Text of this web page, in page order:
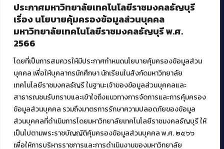
ประกาศมหาวิทยาลัยเทคโนโลยีราชมงคลธัญบุรี
เรื่อง นโยบายคุ้มครองข้อมูลส่วนบุคคล
มหาวิทยาลัยเทคโนโลยีราชมงคลธัญบุรี พ.ศ.
2566
โดยที่เป็นการสมควรให้มีประกาศกำหนดนโยบายคุ้มครองข้อมูลส่วน
บุคคล เพื่อให้บุคลากรนักศึกษา นักเรียนในสังกัดมหาวิทยาลัย
เทคโนโลยีราชมงคลธัญรี ในฐานะเจ้าของข้อมูลส่วนบุคคลและ
สาธารณชนรับทราบและเข้าใจถึงแนวทางการจัดการและการคุ้มครอง
ข้อมูลส่วนบุคคล รวมถึงมาตรการรักษาความปลอดภัยของข้อมูล
ส่วนบุคคลที่ดำเนินการโดยมหาวิทยาลัยเทคโนโลยีราชมงคลธัญบุรี ให้
เป็นไปตามพระราชบัญญัติคุ้มครองข้อมูลส่วนบุคคล พ.ศ. ๒๕๖๖
เพื่อให้การบริหารราชการและการดำเนินงานของมหาวิทยาลัย
บริการอื่นๆ ของ สวส.
ศูนย์สื่อดิจิทัล
ศูนย์นวัตกรรมและความรู้
สมัยใหม่ (MoSeC)
งานบริการวิชาการให้กับหน่วยงานภายนอก
โครงการส่งเสริมและพัฒนาผู้ประกอบการ SME โดย. มทร.ธัญบุรี
กิจกรรมการเชื่อมโยงเครือข่ายผู้ให้บริการเครื่องจักรกลทางการ
เกษตร ภายใต้โครงการส่งเสริมการรแปรรูปสินค้าเกษตรระดับชุมชน